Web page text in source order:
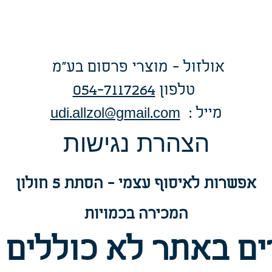
אולזול - מוצרי פרסום בע"מ
טלפון054-7117264
udi.allzol@gmail.com
: מייל
הצהרת נגישות
אפשרות לאיסוף עצמי - הסתת 5 חולון
המכירה בכמויות
באתר לא